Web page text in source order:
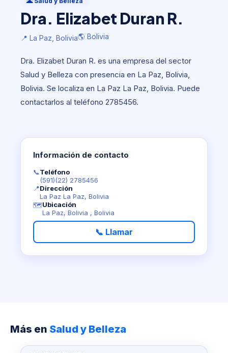
📍 La Paz, Bolivia 🌎 Bolivia
Dra. Elizabet Duran R.
📍 La Paz, Bolivia🌎 Bolivia
Dra. Elizabet Duran R. es una empresa del sector
Salud y Belleza con presencia en La Paz, Bolivia,
Bolivia. Se localiza en La Paz La Paz, Bolivia. Puede
contactarlos al teléfono 2785456.
Información de contacto
📞Teléfono
(591)(22) 2785456
📍Dirección
La Paz La Paz, Bolivia
🗺️Ubicación
La Paz, Bolivia , Bolivia
📞 Llamar
Más en Salud y Belleza